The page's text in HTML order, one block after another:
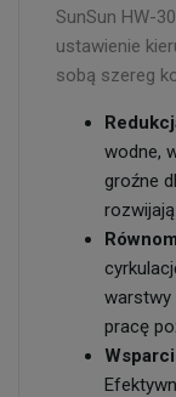
SunSun HW-
ustawienie
sobą szereg
wodne,
groźne
warstwy
pracę